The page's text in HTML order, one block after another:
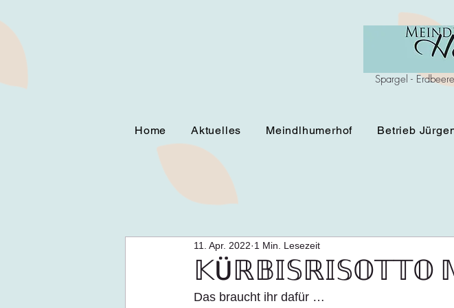
Spargel -
Home Aktuelles Meindlhumerhof Betrieb
11. Apr. 2022 1 Min. Lesezeit
Das braucht ihr dafür …